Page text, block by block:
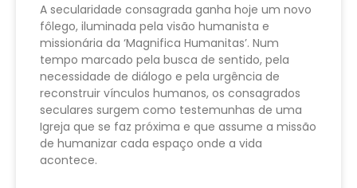
A secularidade consagrada ganha hoje um novo
fôlego, iluminada pela visão humanista e
missionária da ‘Magnifica Humanitas’. Num
tempo marcado pela busca de sentido, pela
necessidade de diálogo e pela urgência de
reconstruir vínculos humanos, os consagrados
seculares surgem como testemunhas de uma
Igreja que se faz próxima e que assume a missão
de humanizar cada espaço onde a vida
acontece.